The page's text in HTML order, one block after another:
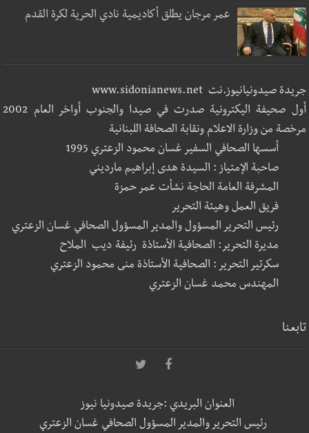
عمر مرجان يطلق أكاديمية نادي الحرية لكرة القدم
جريدة صيدونيانيوز.نت www.sidonianews.net
أول صحيفة اليكترونية صدرت في صيدا والجنوب أواخر العام 2002
مرخصة من وزارة الاعلام ونقابة الصحافة اللبنانية
أسسها الصحافي السفير غسان محمود الزعتري 1995
صاحبة الإمتياز : السيدة هدى إبراهيم مارديني
المشرفة العامة الحاجة نشأت عمر حمزة
فريق العمل وهيئة التحرير
رئيس التحرير المسؤول والمدير المسؤول الصحافي غسان الزعتري
مديرة التحرير: الصحافية الأستاذة رئيفة ديب الملاح
سكرتير التحرير : الصحافية الأستاذة منى محمود الزعتري
المهندس محمد غسان الزعتري
تابعنا
العنوان البريدي :جريدة صيدونيا نيوز
رئيس التحرير والمدير المسؤول الصحافي غسان الزعتري